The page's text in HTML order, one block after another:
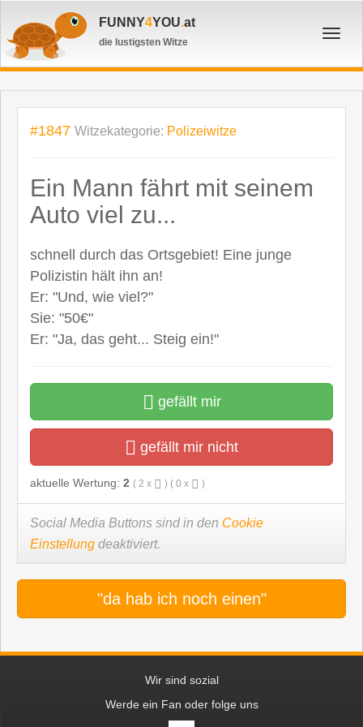
FUNNY4YOU.at
die lustigsten Witze
#1847 Witzekategorie: Polizeiwitze
Ein Mann fährt mit seinem
Auto viel zu...
schnell durch das Ortsgebiet! Eine junge
Polizistin hält ihn an!
Er: "Und, wie viel?"
Sie: "50€"
Er: "Ja, das geht... Steig ein!"
gefällt mir
gefällt mir nicht
aktuelle Wertung: 2 ( 2 x ) ( 0 x )
Social Media Buttons sind in den Cookie
Einstellung deaktiviert.
"da hab ich noch einen"
Wir sind sozial
Werde ein Fan oder folge uns